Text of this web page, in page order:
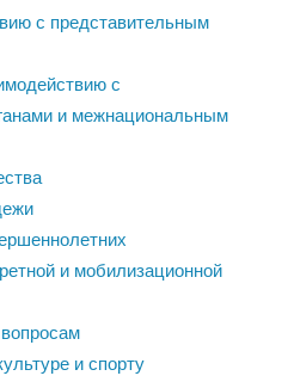
с представительным
с
и межнациональным
и мобилизационной
и спорту